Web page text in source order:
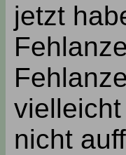
jetzt
nicht